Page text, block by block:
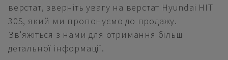
верстат, зверніть увагу на верстат Hyundai HIT
30S, який ми пропонуємо до продажу.
Зв'яжіться з нами для отримання більш
детальної інформації.